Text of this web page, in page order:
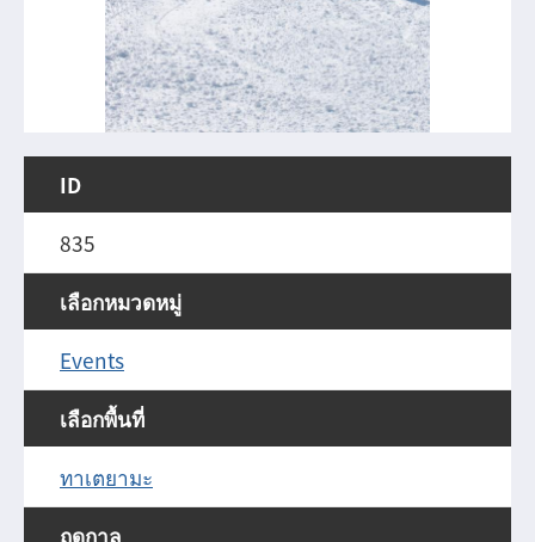
ID
835
เลือกหมวดหมู่
Events
เลือกพื้นที่
ทาเตยามะ
ฤดูกาล